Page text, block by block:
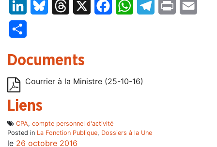
LinkedInBluesky Threads FacebookWhatsAppTelegram
Print
Documents
Courrier à la Ministre (25-10-16)
Liens
CPA, compte personnel d'activité
Posted in La Fonction Publique, Dossiers à la Une
le 26 octobre 2016